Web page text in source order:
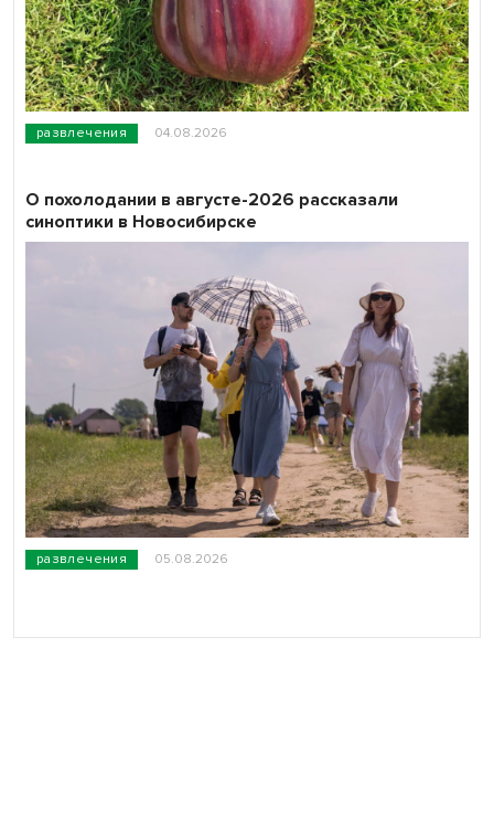
развлечения 04.08.2026
развлечения 05.08.2026
О похолодании в августе-2026 рассказали
синоптики в Новосибирске